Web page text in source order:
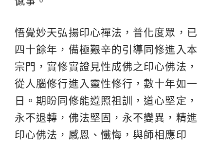
悟覺妙天弘揚印心禪法，普化度眾，已
四十餘年，備極艱辛的引導同修進入本
宗門，實修實證見性成佛之印心佛法，
從人腦修行進入靈性修行，數十年如一
日。期盼同修能遵照祖訓，道心堅定，
永不退轉，佛法堅固，永不變異，精進
印心佛法，感恩、懺悔，與師相應印